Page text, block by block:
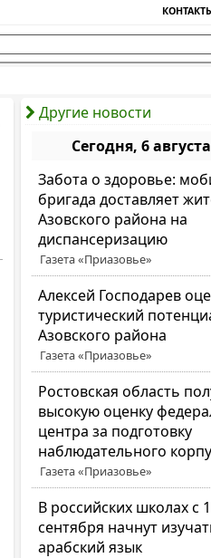
Другие новости
Сегодня, 6
Забота о здоровье:
бригада доставляет
Азовского района на
диспансеризацию
Газета «Приазовье»
Алексей Господарев
туристический
Азовского района
Газета «Приазовье»
Ростовская область
высокую оценку
центра за подготовку
наблюдательного
Газета «Приазовье»
В российских школах с 1
сентября начнут
арабский язык